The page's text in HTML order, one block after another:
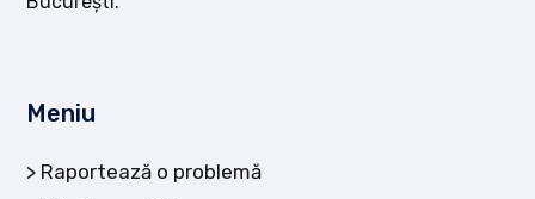
Meniu
Raportează o problemă